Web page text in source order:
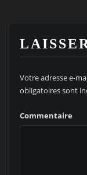
Votre adresse e-
obligatoires sont
Commentaire